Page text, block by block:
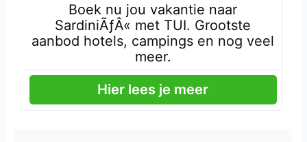
Boek nu jou vakantie naar
SardiniÃƒÂ« met TUI. Grootste
aanbod hotels, campings en nog veel
meer.
Hier lees je meer